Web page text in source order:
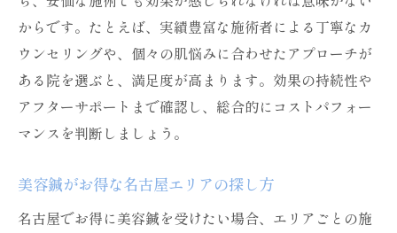
からです。たとえば、実績豊富な施術者による丁寧なカ
ウンセリングや、個々の肌悩みに合わせたアプローチが
ある院を選ぶと、満足度が高まります。効果の持続性や
アフターサポートまで確認し、総合的にコストパフォー
マンスを判断しましょう。
美容鍼がお得な名古屋エリアの探し方
名古屋でお得に美容鍼を受けたい場合、エリアごとの施